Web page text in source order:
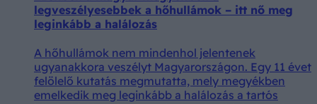
legveszélyesebbek a hőhullámok – itt nő meg
leginkább a halálozás
A hőhullámok nem mindenhol jelentenek
ugyanakkora veszélyt Magyarországon. Egy 11 évet
felölelő kutatás megmutatta, mely megyékben
emelkedik meg leginkább a halálozás a tartós